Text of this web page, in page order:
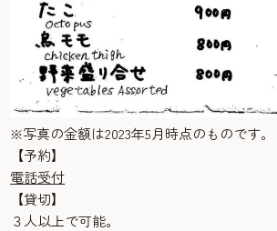
※写真の金額は2023年5月時点のものです。
【予約】
電話受付
【貸切】
３人以上で可能。